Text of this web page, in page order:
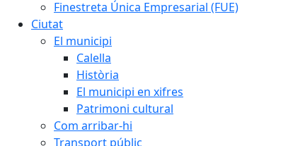
Finestreta Única Empresarial (FUE)
Ciutat
El municipi
Calella
Història
El municipi en xifres
Patrimoni cultural
Com arribar-hi
Transport públic